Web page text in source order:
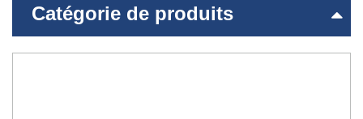
Catégorie de produits